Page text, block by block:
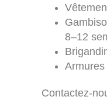
8–12
Contactez-